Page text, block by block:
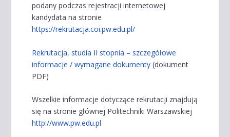
podany podczas rejestracji internetowej
kandydata na stronie
https://rekrutacja.coi.pw.edu.pl/
Rekrutacja, studia II stopnia – szczegółowe
informacje / wymagane dokumenty (dokument
PDF)
Wszelkie informacje dotyczące rekrutacji znajdują
się na stronie głównej Politechniki Warszawskiej
http://www.pw.edu.pl